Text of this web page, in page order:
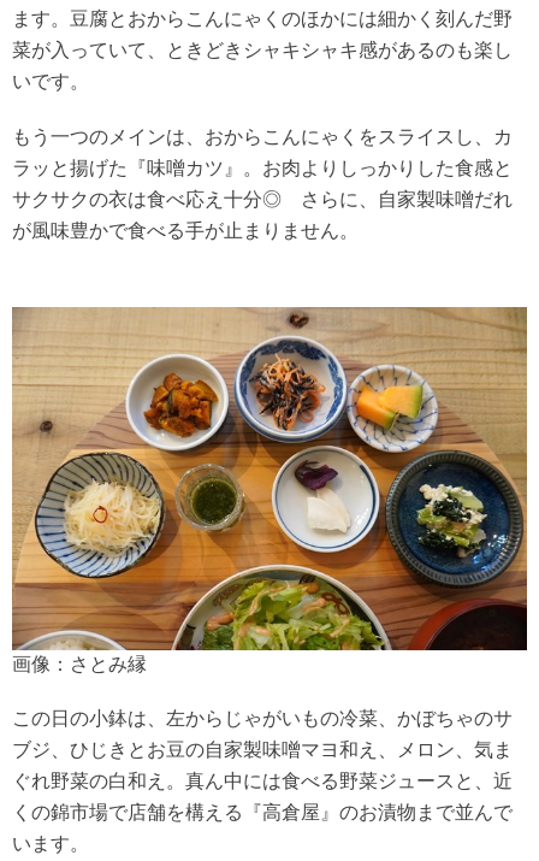
ます。豆腐とおからこんにゃくのほかには細かく刻んだ野
菜が入っていて、ときどきシャキシャキ感があるのも楽し
いです。
もう一つのメインは、おからこんにゃくをスライスし、カ
ラッと揚げた『味噌カツ』。お肉よりしっかりした食感と
サクサクの衣は食べ応え十分◎ さらに、自家製味噌だれ
が風味豊かで食べる手が止まりません。
画像：さとみ縁
この日の小鉢は、左からじゃがいもの冷菜、かぼちゃのサ
ブジ、ひじきとお豆の自家製味噌マヨ和え、メロン、気ま
ぐれ野菜の白和え。真ん中には食べる野菜ジュースと、近
くの錦市場で店舗を構える『高倉屋』のお漬物まで並んで
います。